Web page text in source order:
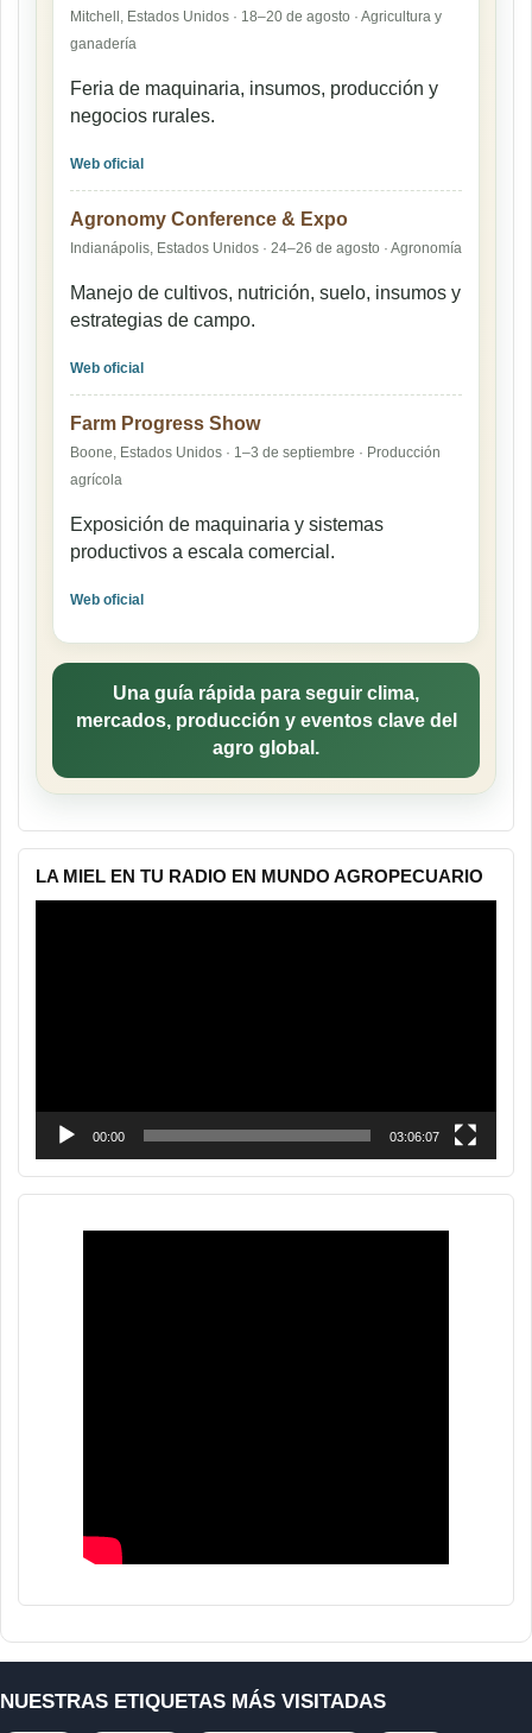
Mitchell, Estados Unidos · 18–20 de agosto · Agricultura y
ganadería
Feria de maquinaria, insumos, producción y
negocios rurales.
Web oficial
Agronomy Conference & Expo
Indianápolis, Estados Unidos · 24–26 de agosto · Agronomía
Manejo de cultivos, nutrición, suelo, insumos y
estrategias de campo.
Web oficial
Farm Progress Show
Boone, Estados Unidos · 1–3 de septiembre · Producción
agrícola
Exposición de maquinaria y sistemas
productivos a escala comercial.
Web oficial
Una guía rápida para seguir clima,
mercados, producción y eventos clave del
agro global.
LA MIEL EN TU RADIO EN MUNDO AGROPECUARIO
00:00 03:06:07
NUESTRAS ETIQUETAS MÁS VISITADAS